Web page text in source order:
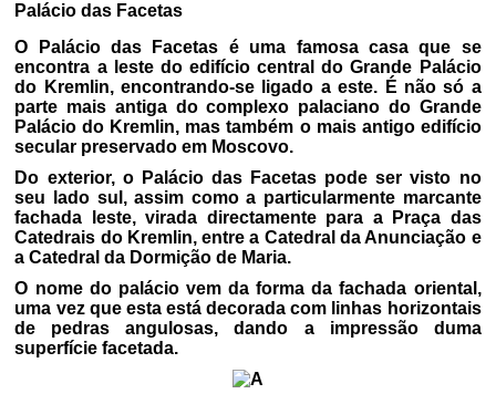
Palácio das Facetas
O Palácio das Facetas é uma famosa casa que se
encontra a leste do edifício central do Grande Palácio
do Kremlin, encontrando-se ligado a este. É não só a
parte mais antiga do complexo palaciano do Grande
Palácio do Kremlin, mas também o mais antigo edifício
secular preservado em Moscovo.
Do exterior, o Palácio das Facetas pode ser visto no
seu lado sul, assim como a particularmente marcante
fachada leste, virada directamente para a Praça das
Catedrais do Kremlin, entre a Catedral da Anunciação e
a Catedral da Dormição de Maria.
O nome do palácio vem da forma da fachada oriental,
uma vez que esta está decorada com linhas horizontais
de pedras angulosas, dando a impressão duma
superfície facetada.